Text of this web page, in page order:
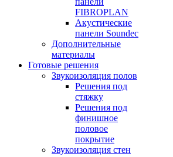
FIBROPLAN
Акустические
панели Soundec
Дополнительные
материалы
Готовые решения
Звукоизоляция полов
Решения под
стяжку
Решения под
финишное
половое
покрытие
Звукоизоляция стен